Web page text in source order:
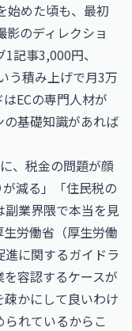
始めた頃も、最初
のディレクショ
記事3,000円、
う積み上げで月3万
ECの専門人材が
基礎知識があれば
、税金の問題が顔
減る」「住民税の
業界隈で本当を見
労働省（厚生労働
に関するガイドラ
容認するケースが
かにして良いわけ
れているからこ